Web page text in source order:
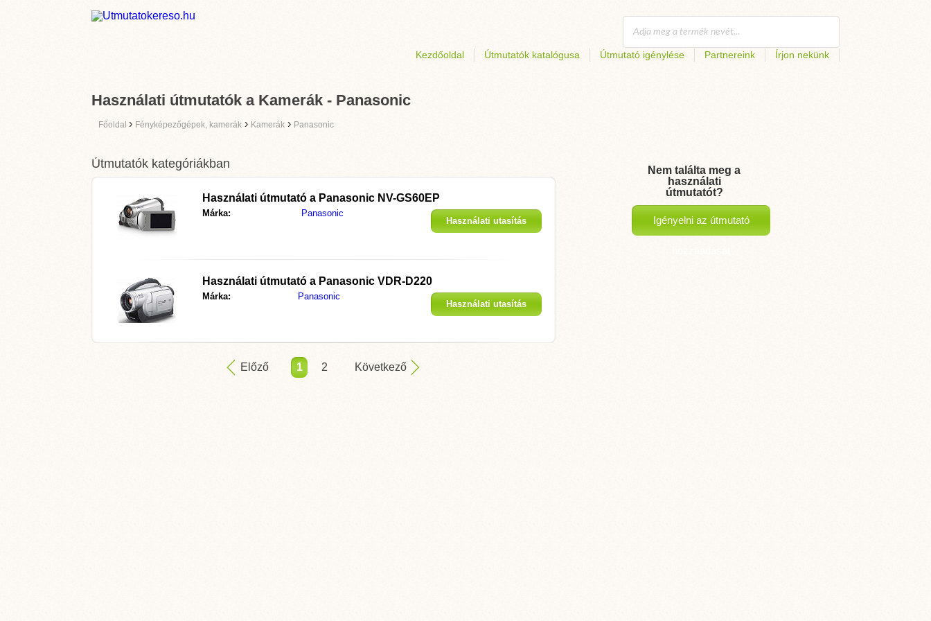
Kezdőoldal Útmutatók katalógusa Útmutató igénylése Partnereink Írjon nekünk
Használati útmutatók a Kamerák - Panasonic
Főoldal › Fényképezőgépek, kamerák › Kamerák › Panasonic
Útmutatók kategóriákban
Használati útmutató a Panasonic NV-GS60EP
Márka: Panasonic
Használati utasítás
Használati útmutató a Panasonic VDR-D220
Márka: Panasonic
Használati utasítás
Előző 1 2 Következő
Nem találta meg a
használati
útmutatót?
Igényelni az útmutató